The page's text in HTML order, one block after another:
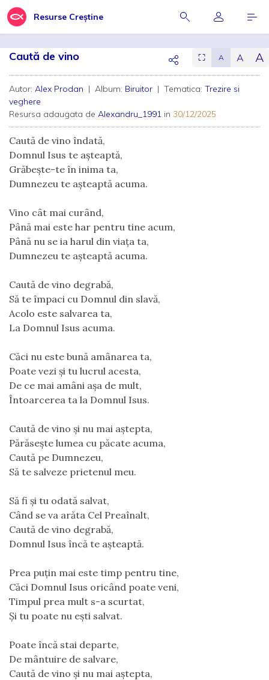
Resurse Creștine
Caută de vino ⛶ A A A
Autor: Alex Prodan | Album: Biruitor | Tematica: Trezire si
veghere
Resursa adaugata de Alexandru_1991 in 30/12/2025
Caută de vino îndată,
Domnul Isus te așteaptă,
Grăbește-te în inima ta,
Dumnezeu te așteaptă acuma.
Vino cât mai curând,
Până mai este har pentru tine acum,
Până nu se ia harul din viața ta,
Dumnezeu te așteaptă acuma.
Caută de vino degrabă,
Să te împaci cu Domnul din slavă,
Acolo este salvarea ta,
La Domnul Isus acuma.
Căci nu este bună amânarea ta,
Poate vezi și tu lucrul acesta,
De ce mai amâni așa de mult,
Întoarcerea ta la Domnul Isus.
Caută de vino și nu mai aștepta,
Părăsește lumea cu păcate acuma,
Caută pe Dumnezeu,
Să te salveze prietenul meu.
Să fi și tu odată salvat,
Când se va arăta Cel Preaînalt,
Caută de vino degrabă,
Domnul Isus încă te așteaptă.
Prea puțin mai este timp pentru tine,
Căci Domnul Isus oricând poate veni,
Timpul prea mult s-a scurtat,
Și tu poate nu ești salvat.
Poate încă stai departe,
De mântuire de salvare,
Caută de vino și nu mai aștepta,